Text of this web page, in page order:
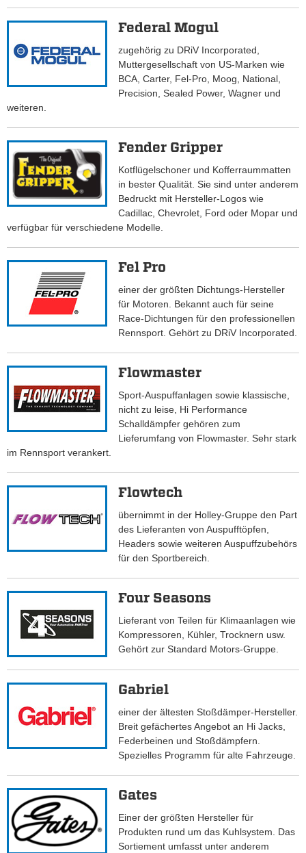
Federal Mogul
zugehörig zu DRiV Incorporated,
Muttergesellschaft von US-Marken wie
BCA, Carter, Fel-Pro, Moog, National,
Precision, Sealed Power, Wagner und
weiteren.
Fender Gripper
Kotflügelschoner und Kofferraummatten
in bester Qualität. Sie sind unter anderem
Bedruckt mit Hersteller-Logos wie
Cadillac, Chevrolet, Ford oder Mopar und
verfügbar für verschiedene Modelle.
Fel Pro
einer der größten Dichtungs-Hersteller
für Motoren. Bekannt auch für seine
Race-Dichtungen für den professionellen
Rennsport. Gehört zu DRiV Incorporated.
Flowmaster
Sport-Auspuffanlagen sowie klassische,
nicht zu leise, Hi Performance
Schalldämpfer gehören zum
Lieferumfang von Flowmaster. Sehr stark
im Rennsport verankert.
Flowtech
übernimmt in der Holley-Gruppe den Part
des Lieferanten von Auspufftöpfen,
Headers sowie weiteren Auspuffzubehörs
für den Sportbereich.
Four Seasons
Lieferant von Teilen für Klimaanlagen wie
Kompressoren, Kühler, Trocknern usw.
Gehört zur Standard Motors-Gruppe.
Gabriel
einer der ältesten Stoßdämper-Hersteller.
Breit gefächertes Angebot an Hi Jacks,
Federbeinen und Stoßdämpfern.
Spezielles Programm für alte Fahrzeuge.
Gates
Einer der größten Hersteller für
Produkten rund um das Kuhlsystem. Das
Sortiement umfasst unter anderem